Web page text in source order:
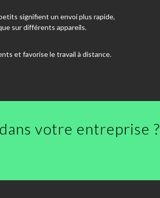
signifient un envoi plus rapide,
sur différents appareils.
et favorise le travail à distance.
votre entreprise ?